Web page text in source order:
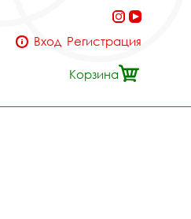
Вход Регистрация
Корзина